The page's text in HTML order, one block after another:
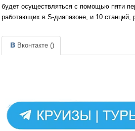
будет осуществляться с помощью пяти
работающих в S-диапазоне, и 10 станций,
Вконтакте ()